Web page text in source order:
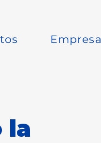
Empresa
la